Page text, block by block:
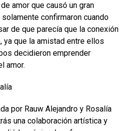
amor que causó un gran
confirmaron cuando
de que parecía que la conexión
ya que la amistad entre ellos
decidieron emprender
amor.
por Rauw Alejandro y Rosalía
una colaboración artística y